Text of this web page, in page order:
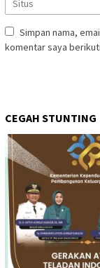
Simpan nama,
komentar saya
CEGAH STUNTING